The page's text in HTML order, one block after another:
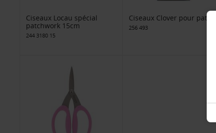
Ciseaux Locau spécial
patchwork 15cm
244 3180 15
Ciseaux Clover pour patch
256 493